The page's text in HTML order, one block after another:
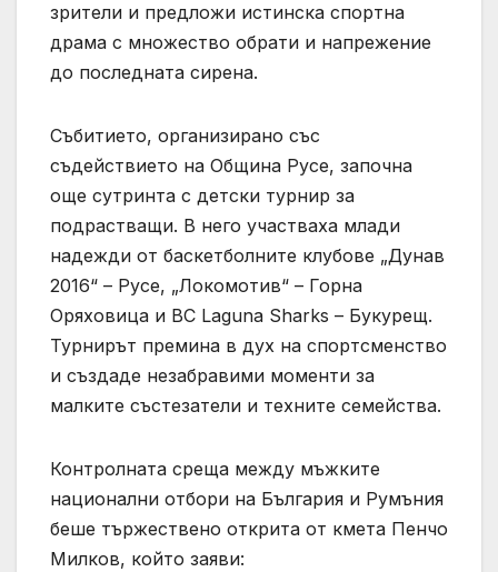
зрители и предложи истинска спортна
драма с множество обрати и напрежение
до последната сирена.
Събитието, организирано със
съдействието на Община Русе, започна
още сутринта с детски турнир за
подрастващи. В него участваха млади
надежди от баскетболните клубове „Дунав
2016“ – Русе, „Локомотив“ – Горна
Оряховица и BC Laguna Sharks – Букурещ.
Турнирът премина в дух на спортсменство
и създаде незабравими моменти за
малките състезатели и техните семейства.
Контролната среща между мъжките
национални отбори на България и Румъния
беше тържествено открита от кмета Пенчо
Милков, който заяви: